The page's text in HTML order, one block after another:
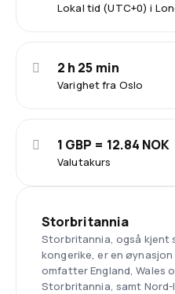
Lokal tid (UTC+0) i
Varighet fra Oslo
2 h 25 min
Valutakurs
1 GBP = 12.84 NOK
Storbritannia
Storbritannia, også kjent
kongerike, er en øynasjon
omfatter England, Wales
Storbritannia, samt